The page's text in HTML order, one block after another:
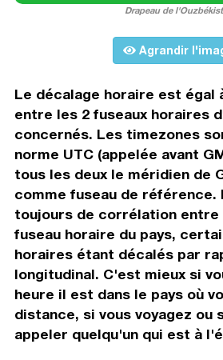
Drapeau de
Agrandir
Le décalage horaire est égal
entre les 2 fuseaux horaires
concernés. Les timezones
norme UTC (appelée avant
tous les deux le méridien de
comme fuseau de référence.
toujours de corrélation entre
fuseau horaire du pays,
horaires étant décalés par
longitudinal. C'est mieux si
heure il est dans le pays où
distance, si vous voyagez ou
appeler quelqu'un qui est à